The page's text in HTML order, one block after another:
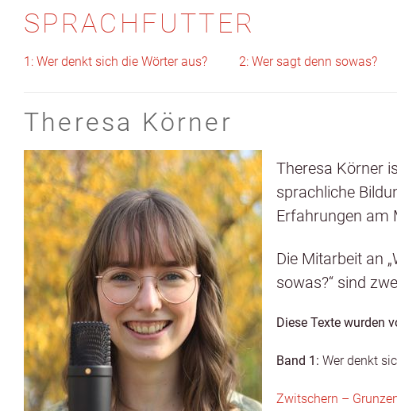
SPRACHFUTTER
1: Wer denkt sich die Wörter aus? 2: Wer sagt denn sowas?
Theresa Körner
There­sa Körn­er
sprach­liche
Erfahrun­gen am
Die Mitar­beit an
sowas?“ sind
Diese Texte wur­den
Band 1: Wer denkt
Zwitsch­ern –